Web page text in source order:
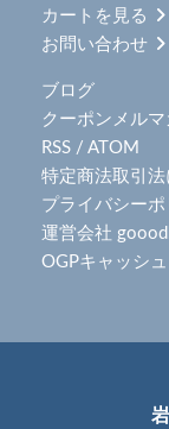
カートを見る
お問い合わせ
ブログ
クーポンメル
RSS / ATOM
特定商法取引
プライバシーポ
運営会社
OGPキャッシ